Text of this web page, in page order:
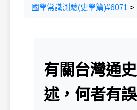
國學常識測驗(史學篇)#6071 >
有關台灣通
述，何者有